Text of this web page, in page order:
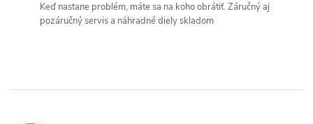
Keď nastane problém, máte sa na koho obrátiť. Záručný aj
pozáručný servis a náhradné diely skladom